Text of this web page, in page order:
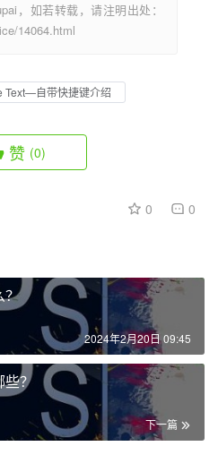
，如若转载，请注明出处：
14064.html
Text—自带快捷键介绍
赞 (0)
0 0
？
2024年2月20日 09:45
些？
下一篇